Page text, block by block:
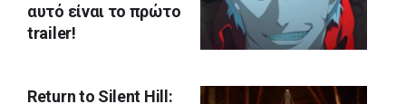
αυτό είναι το πρώτο
trailer!
Return to Silent Hill: